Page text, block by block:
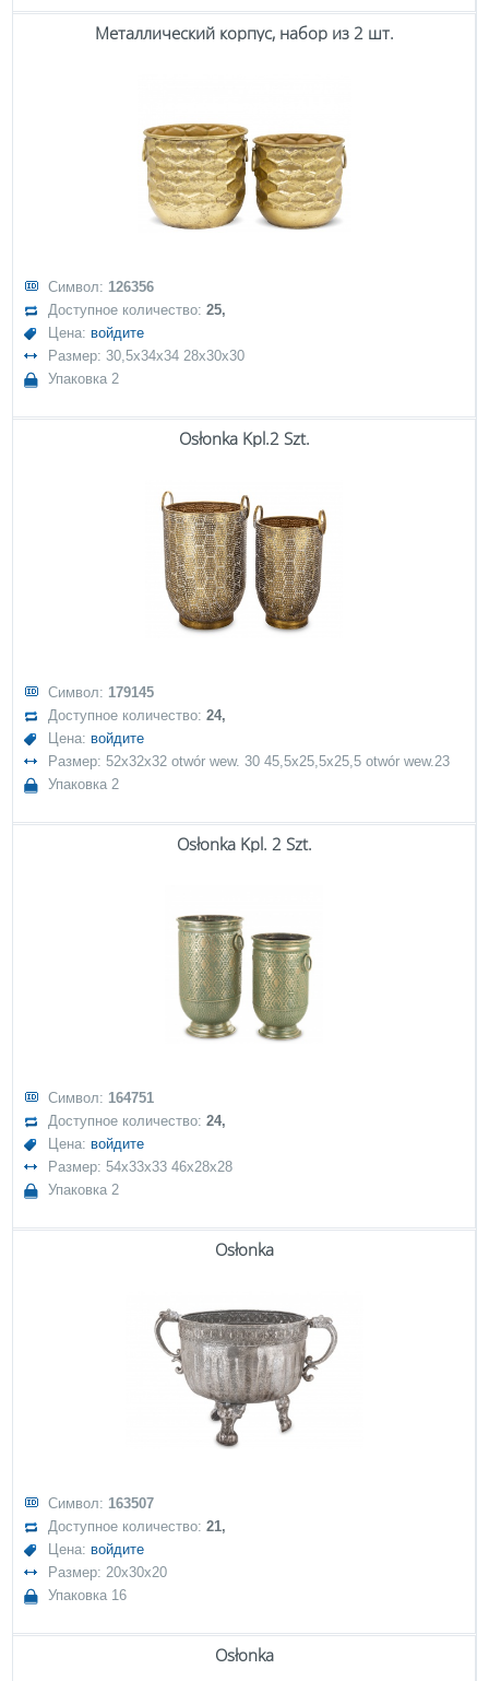
Металлический корпус, набор из 2 шт.
Символ: 126356
Доступное количество:25,
Цена: войдите
Размер: 30,5x34x34 28x30x30
Упаковка 2
Osłonka Kpl.2 Szt.
Символ: 179145
Доступное количество:24,
Цена: войдите
Размер: 52x32x32 otwór wew. 30 45,5x25,5x25,5 otwór wew.23
Упаковка 2
Osłonka Kpl. 2 Szt.
Символ: 164751
Доступное количество:24,
Цена: войдите
Размер: 54x33x33 46x28x28
Упаковка 2
Osłonka
Символ: 163507
Доступное количество:21,
Цена: войдите
Размер: 20x30x20
Упаковка 16
Osłonka